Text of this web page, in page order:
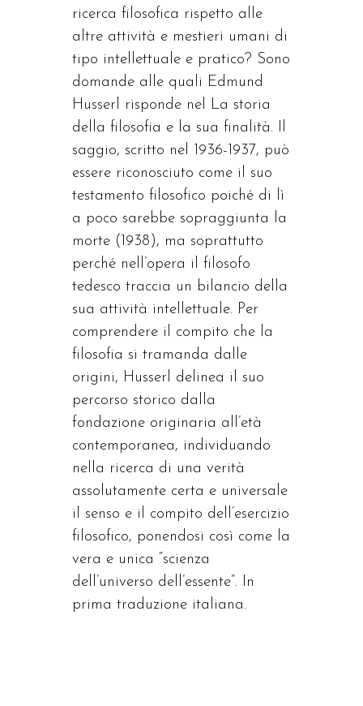
ricerca filosofica rispetto alle
altre attività e mestieri umani di
tipo intellettuale e pratico? Sono
domande alle quali Edmund
Husserl risponde nel La storia
della filosofia e la sua finalità. Il
saggio, scritto nel 1936-1937, può
essere riconosciuto come il suo
testamento filosofico poiché di lì
a poco sarebbe sopraggiunta la
morte (1938), ma soprattutto
perché nell’opera il filosofo
tedesco traccia un bilancio della
sua attività intellettuale. Per
comprendere il compito che la
filosofia si tramanda dalle
origini, Husserl delinea il suo
percorso storico dalla
fondazione originaria all’età
contemporanea, individuando
nella ricerca di una verità
assolutamente certa e universale
il senso e il compito dell’esercizio
filosofico, ponendosi così come la
vera e unica “scienza
dell’universo dell’essente”. In
prima traduzione italiana.